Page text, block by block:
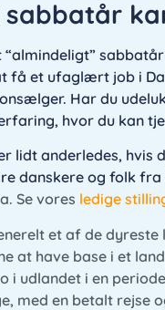
sabbatår
“almindeligt”
få et ufaglært job i
Har du
hvor du kan
lidt anderledes,
danskere og folk
Se vores ledige
et af de
at have base i et
i udlandet i en
med en betalt rejse